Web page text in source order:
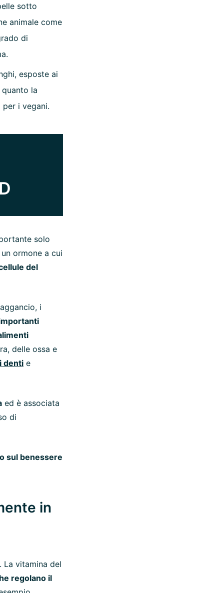
sotto
animale come
di
esposte ai
la
i vegani.
solo
ormone a cui
del
i
delle ossa e
denti e
ed è associata
di
sul benessere
in
La vitamina del
regolano il